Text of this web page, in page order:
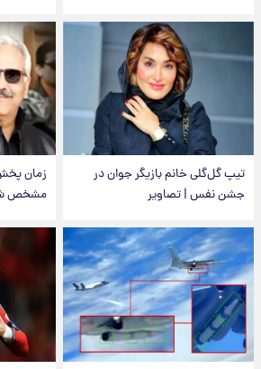
تیپ گل‌گلی خانم بازیگر جوان در
جشن نفس | تصاویر
زمان
مشخص